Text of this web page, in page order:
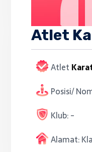
Atlet
Atlet
Posisi/
Klub:-
Alamat: